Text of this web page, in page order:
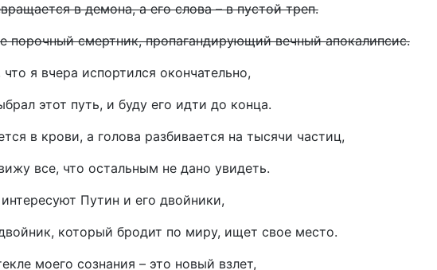
в демона, а его слова – в пустой треп.
порочный смертник, пропагандирующий вечный апокалипсис.
я вчера испортился окончательно,
этот путь, и буду его идти до конца.
в крови, а голова разбивается на тысячи частиц,
все, что остальным не дано увидеть.
Путин и его двойники,
который бродит по миру, ищет свое место.
моего сознания – это новый взлет,